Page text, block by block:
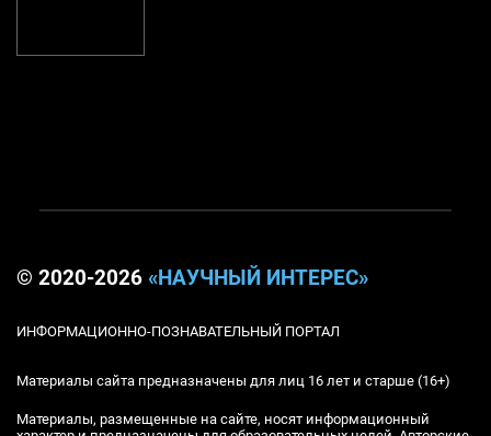
© 2020-2026 «НАУЧНЫЙ ИНТЕРЕС»
ИНФОРМАЦИОННО-ПОЗНАВАТЕЛЬНЫЙ ПОРТАЛ
Материалы сайта предназначены для лиц 16 лет и старше (16+)
Материалы, размещенные на сайте, носят информационный